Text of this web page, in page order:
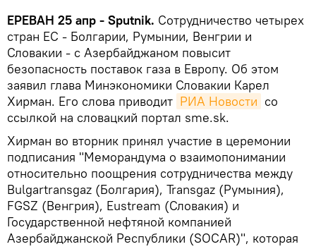
ЕРЕВАН 25 апр - Sputnik. Сотрудничество четырех
стран ЕС - Болгарии, Румынии, Венгрии и
Словакии - с Азербайджаном повысит
безопасность поставок газа в Европу. Об этом
заявил глава Минэкономики Словакии Карел
Хирман. Его слова приводит РИА Новости со
ссылкой на словацкий портал sme.sk.
Хирман во вторник принял участие в церемонии
подписания "Меморандума о взаимопонимании
относительно поощрения сотрудничества между
Bulgartransgaz (Болгария), Transgaz (Румыния),
FGSZ (Венгрия), Eustream (Словакия) и
Государственной нефтяной компанией
Азербайджанской Республики (SOCAR)", которая